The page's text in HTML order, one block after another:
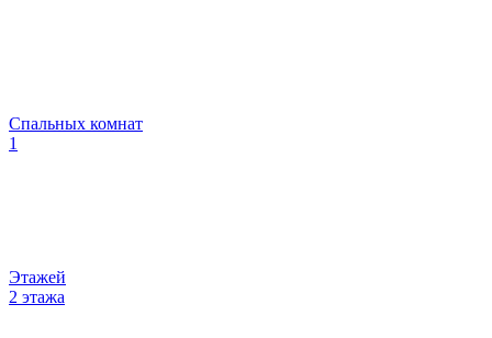
Спальных комнат
1
Этажей
2 этажа